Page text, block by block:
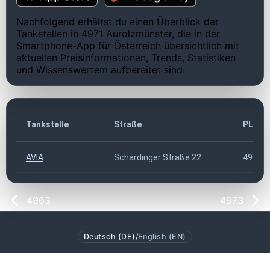
Nachfolgend erhältst du einen Überblick der
Tankstellen in 4971 Aurolzmünster, die in der
Smartphone-App für Österreich übersichtlich mit
aktuellen Preisinformationen, Trends, Statistiken
und Wissenswertem aufbereitet sind:
Tankstelle Straße PLZ
AVIA Schärdinger Straße 22 4971
4963 4973
Deutsch (DE) /English (EN)